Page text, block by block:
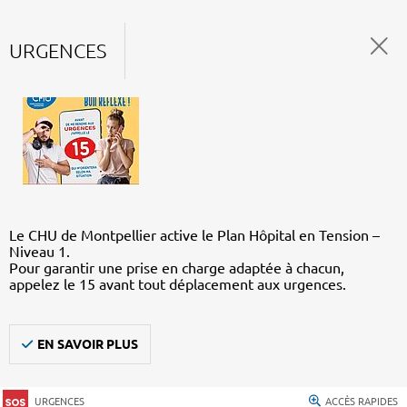
URGENCES
Le CHU de Montpellier active le Plan Hôpital en Tension –
Niveau 1.
Pour garantir une prise en charge adaptée à chacun,
appelez le 15 avant tout déplacement aux urgences.
EN SAVOIR PLUS
URGENCES ACCÈS RAPIDES